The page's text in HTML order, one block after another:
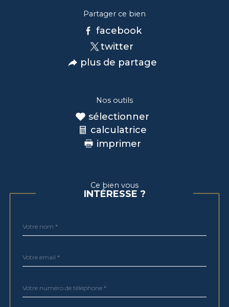
Partager ce bien
facebook
twitter
plus de partage
Nos outils
sélectionner
calculatrice
imprimer
Ce bien vous
INTÉRESSE ?
par
*
*
*